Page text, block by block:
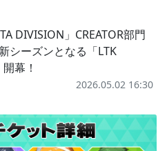
DIVISION」CREATOR部門
シーズンとなる「LTK
幕！
2026.05.02 16:30